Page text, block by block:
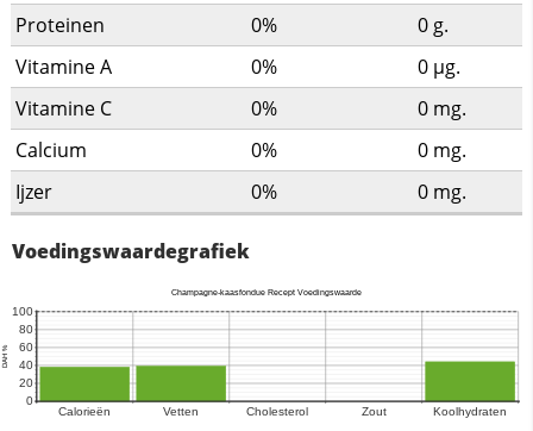
Proteinen 0% 0 g.
Vitamine A
0% 0 µg.
Vitamine C
0% 0 mg.
Calcium
0% 0 mg.
Ijzer
0% 0 mg.
Voedingswaardegrafiek